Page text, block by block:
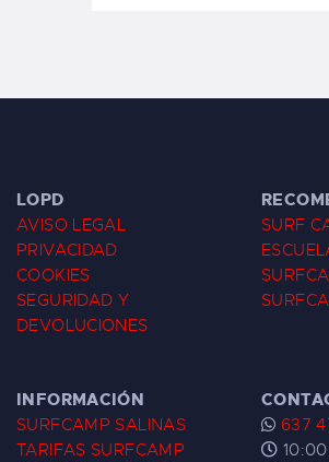
LOPD
AVISO LEGAL
PRIVACIDAD
COOKIES
SEGURIDAD Y
DEVOLUCIONES
SURF
INFORMACIÓN
SURFCAMP SALINAS
TARIFAS SURFCAMP
637